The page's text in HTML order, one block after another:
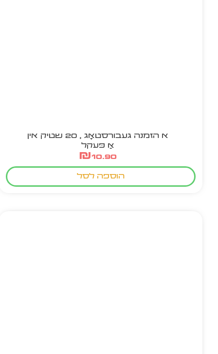
א הזמנה געבורסטאָג , 20 שטיק אין
אַ פּעקל
₪10.90
הוספה לסל